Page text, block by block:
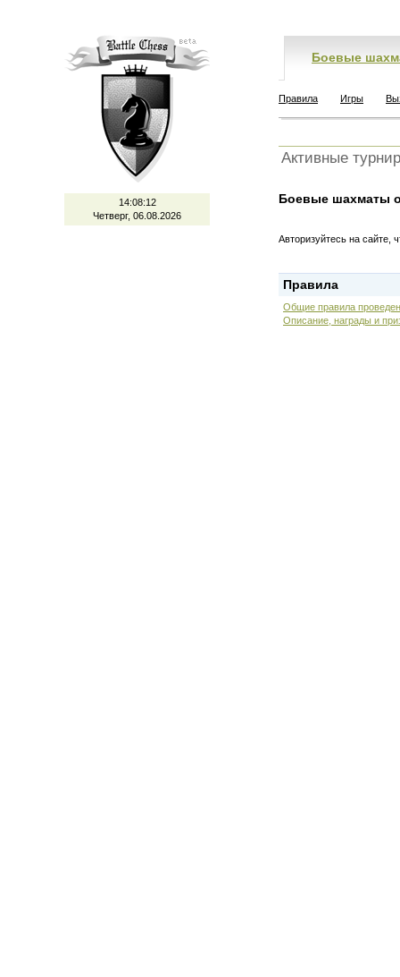
14:08:12
Четверг, 06.08.2026
Боевые
Правила Игры
Активные
Боевые шахматы
Авторизуйтесь на сайте,
Правила
Общие правила
Описание, награды и